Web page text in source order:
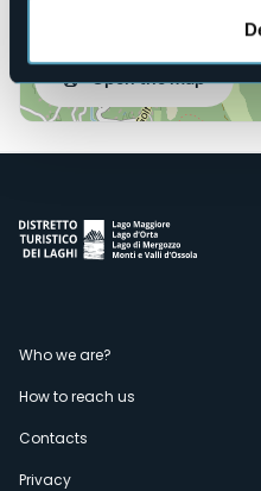
Open the map
Menù
secondario
Who we are?
How to reach us
Contacts
Privacy